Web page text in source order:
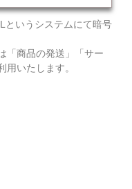
というシステムにて暗号
「商品の発送」「サー
用いたします。